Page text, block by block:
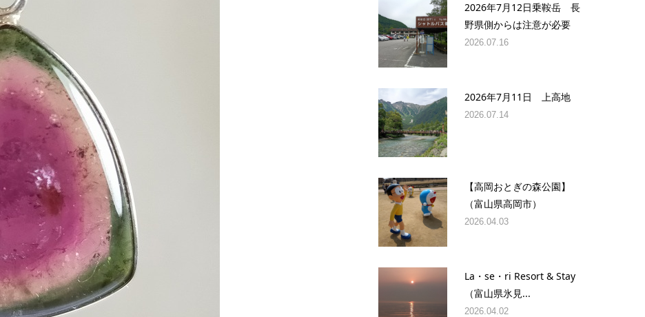
2026年7月12日乗鞍岳 長
野県側からは注意が必要
2026.07.16
2026年7月11日 上高地
2026.07.14
【高岡おとぎの森公園】
（富山県高岡市）
2026.04.03
La・se・ri Resort & Stay
（富山県氷見...
2026.04.02